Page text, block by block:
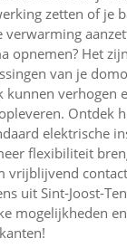
zetten of je
verwarming
opnemen? Het
van je
verhogen
Ontdek
elektrische
flexibiliteit
vrijblijvend
uit Sint-Joost-
mogelijkheden